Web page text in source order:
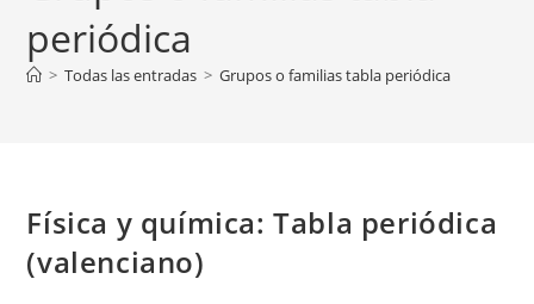
periódica
> Todas las entradas > Grupos o familias tabla periódica
Física y química: Tabla periódica
(valenciano)